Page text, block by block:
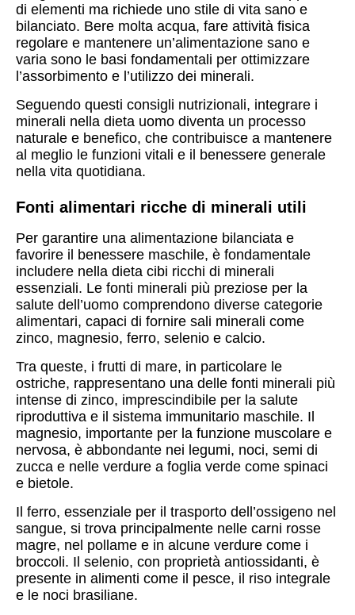
di elementi ma richiede uno stile di vita sano e
bilanciato. Bere molta acqua, fare attività fisica
regolare e mantenere un’alimentazione sano e
varia sono le basi fondamentali per ottimizzare
l’assorbimento e l’utilizzo dei minerali.
Seguendo questi consigli nutrizionali, integrare i
minerali nella dieta uomo diventa un processo
naturale e benefico, che contribuisce a mantenere
al meglio le funzioni vitali e il benessere generale
nella vita quotidiana.
Fonti alimentari ricche di minerali utili
Per garantire una alimentazione bilanciata e
favorire il benessere maschile, è fondamentale
includere nella dieta cibi ricchi di minerali
essenziali. Le fonti minerali più preziose per la
salute dell’uomo comprendono diverse categorie
alimentari, capaci di fornire sali minerali come
zinco, magnesio, ferro, selenio e calcio.
Tra queste, i frutti di mare, in particolare le
ostriche, rappresentano una delle fonti minerali più
intense di zinco, imprescindibile per la salute
riproduttiva e il sistema immunitario maschile. Il
magnesio, importante per la funzione muscolare e
nervosa, è abbondante nei legumi, noci, semi di
zucca e nelle verdure a foglia verde come spinaci
e bietole.
Il ferro, essenziale per il trasporto dell’ossigeno nel
sangue, si trova principalmente nelle carni rosse
magre, nel pollame e in alcune verdure come i
broccoli. Il selenio, con proprietà antiossidanti, è
presente in alimenti come il pesce, il riso integrale
e le noci brasiliane.